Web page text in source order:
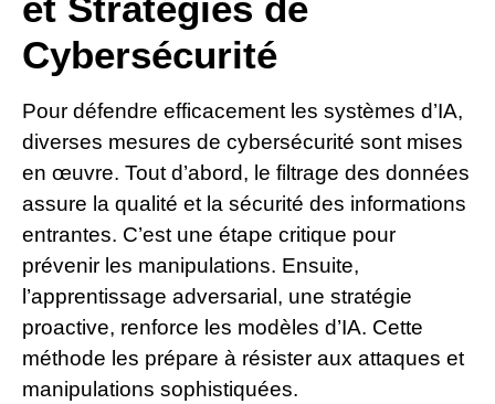
Cybersécurité
Pour défendre efficacement les systèmes d’IA,
diverses mesures de cybersécurité sont mises
en œuvre. Tout d’abord, le filtrage des données
assure la qualité et la sécurité des informations
entrantes. C’est une étape critique pour
prévenir les manipulations. Ensuite,
l’apprentissage adversarial, une stratégie
proactive, renforce les modèles d’IA. Cette
méthode les prépare à résister aux attaques et
manipulations sophistiquées.